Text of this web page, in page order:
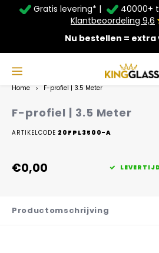
Service &
Betaalmethoden
Taal
Nederlands
Gratis levering* |
40000+
Klantbeoordeling 9,6
Nu bestellen =
Zomer Deals: Tot 20% korting
veranda's +€20extra
Home F-profiel | 3.5 Meter
F-profiel | 3.5 Meter
ARTIKELCODE 20FPL3500-A
€0,00
Productomschrijving